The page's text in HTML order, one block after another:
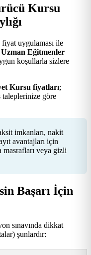
Kursu
uygulaması ile
Uzman Eğitmenler
koşullarla sizlere
Kursu fiyatları;
taleplerinize göre
imkanları, nakit
avantajları için
veya gizli
Başarı İçin
sınavında dikkat
şunlardır: